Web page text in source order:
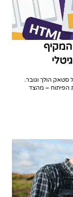
סטאק הולך וגובר.
הפיתוח – מהצד